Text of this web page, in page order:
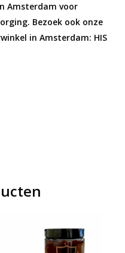
Amsterdam voor
Bezoek ook onze
in Amsterdam: HIS